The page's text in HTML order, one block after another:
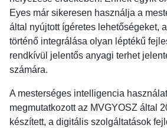
Eyes már sikeresen használja a
által nyújtott ígéretes lehetőségeket,
történő integrálása olyan léptékű
rendkívül jelentős anyagi terhet
számára.
A mesterséges intelligencia
megmutatkozott az MVGYOSZ által
készített, a digitális szolgáltatások